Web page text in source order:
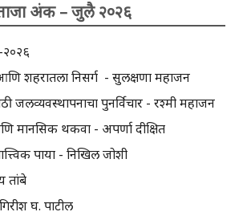
अंक – जुलै २०२६
शहरातला निसर्ग - सुलक्षणा महाजन
जलव्यवस्थापनाचा पुनर्विचार - रश्मी महाजन
मानसिक थकवा - अपर्णा दीक्षित
पाया - निखिल जोशी
तांबे
घ. पाटील